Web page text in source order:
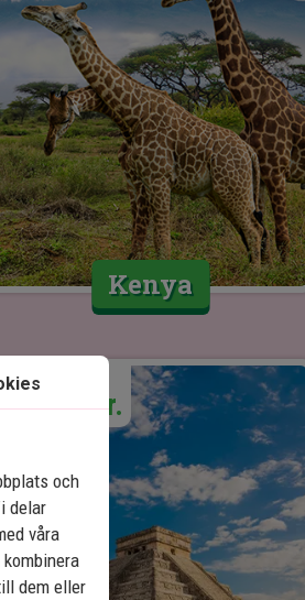
Kenya
Priser från:
24 995 kr.
och
delar
våra
dem eller